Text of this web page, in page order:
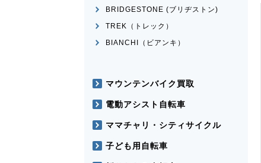
BRIDGESTONE (ブリヂストン)
TREK（トレック）
BIANCHI（ビアンキ）
マウンテンバイク買取
電動アシスト自転車
ママチャリ・シティサイクル
子ども用自転車